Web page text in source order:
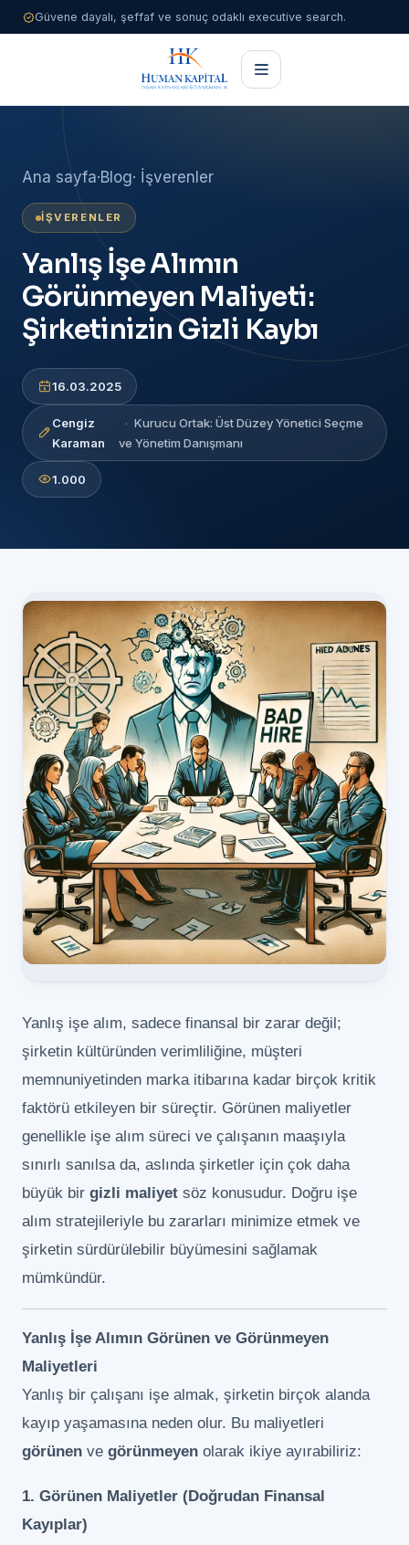
Güvene dayalı, şeffaf ve sonuç odaklı executive search.
Ana sayfa·Blog· İşverenler
İŞVERENLER
Yanlış İşe Alımın
Görünmeyen Maliyeti:
Şirketinizin Gizli Kaybı
16.03.2025
Cengiz
Karaman
Kurucu Ortak: Üst Düzey Yönetici Seçme
ve Yönetim Danışmanı
1.000
Yanlış işe alım, sadece finansal bir zarar değil;
şirketin kültüründen verimliliğine, müşteri
memnuniyetinden marka itibarına kadar birçok kritik
faktörü etkileyen bir süreçtir. Görünen maliyetler
genellikle işe alım süreci ve çalışanın maaşıyla
sınırlı sanılsa da, aslında şirketler için çok daha
büyük bir gizli maliyet söz konusudur. Doğru işe
alım stratejileriyle bu zararları minimize etmek ve
şirketin sürdürülebilir büyümesini sağlamak
mümkündür.
Yanlış İşe Alımın Görünen ve Görünmeyen
Maliyetleri
Yanlış bir çalışanı işe almak, şirketin birçok alanda
kayıp yaşamasına neden olur. Bu maliyetleri
görünen ve görünmeyen olarak ikiye ayırabiliriz:
1. Görünen Maliyetler (Doğrudan Finansal
Kayıplar)